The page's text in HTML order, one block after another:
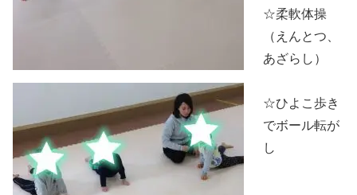
☆柔軟体操
（えんとつ、
あざらし）
☆ひよこ歩き
でボール転が
し